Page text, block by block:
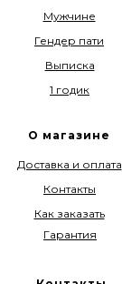
О магазине
Доставка и оплата
Контакты
Как заказать
Гарантия
Мужчине
Гендер пати
Выписка
1 годик